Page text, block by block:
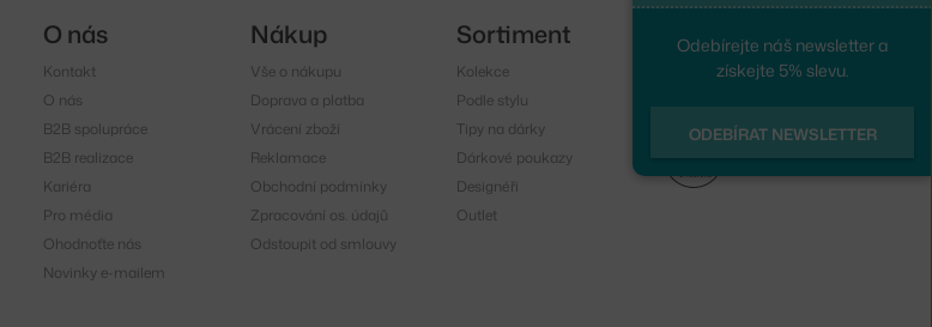
Odebírejte náš newsletter a
získejte 5% slevu.
ODEBÍRAT NEWSLETTER
O nás
Kontakt
O nás
B2B spolupráce
B2B realizace
Kariéra
Pro média
Ohodnoťte nás
Novinky e-mailem
Nákup
Vše o nákupu
Doprava a platba
Vrácení zboží
Reklamace
Obchodní podmínky
Zpracování os. údajů
Odstoupit od smlouvy
Sortiment
Kolekce
Podle stylu
Tipy na dárky
Dárkové poukazy
Designéři
Outlet
Sledujte nás
Instagram